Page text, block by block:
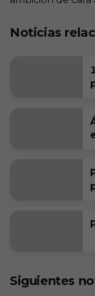
Noticias
Siguientes